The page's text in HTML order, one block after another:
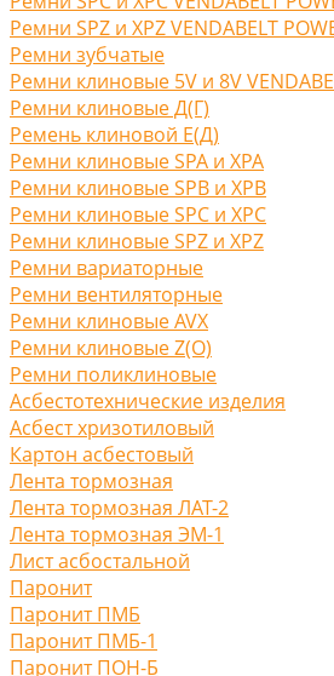
Ремни SPZ и XPZ VENDABELT
Ремни зубчатые
Ремни клиновые 5V и 8V
Ремни клиновые Д(Г)
Ремень клиновой Е(Д)
Ремни клиновые SPA и XPA
Ремни клиновые SPB и XPB
Ремни клиновые SPC и XPC
Ремни клиновые SPZ и XPZ
Ремни вариаторные
Ремни вентиляторные
Ремни клиновые AVX
Ремни клиновые Z(O)
Ремни поликлиновые
Асбестотехнические изделия
Асбест хризотиловый
Картон асбестовый
Лента тормозная
Лента тормозная ЛАТ-2
Лента тормозная ЭМ-1
Лист асбостальной
Паронит
Паронит ПМБ
Паронит ПМБ-1
Паронит ПОН-Б